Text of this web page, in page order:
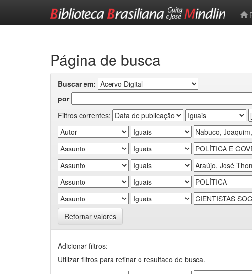
Página de busca
Buscar em:
por
Filtros correntes:
Retornar valores
Adicionar filtros:
Utilizar filtros para refinar o resultado de busca.